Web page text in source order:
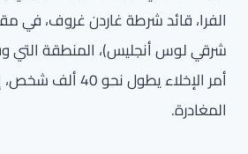
الفرا، قائد شرطة غاردن غروف، في
شرقي لوس أنجليس)، المنطقة التي
أمر الإخلاء يطول
المغادرة.